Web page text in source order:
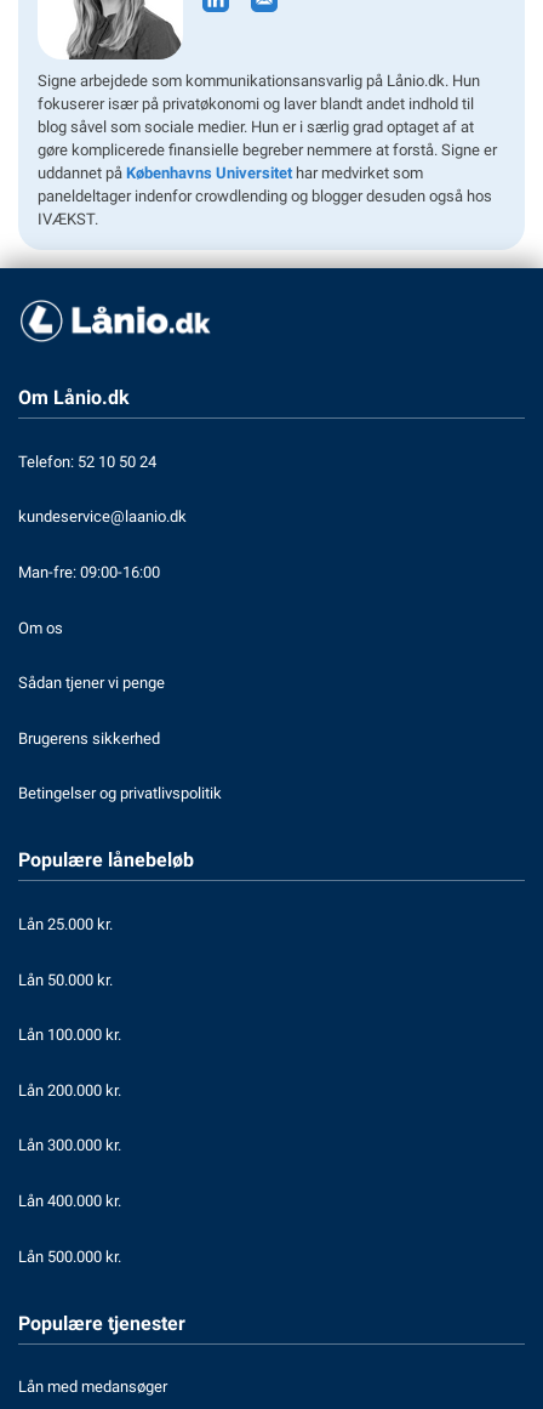
Signe arbejdede som kommunikationsansvarlig på Lånio.dk. Hun
fokuserer især på privatøkonomi og laver blandt andet indhold til
blog såvel som sociale medier. Hun er i særlig grad optaget af at
gøre komplicerede finansielle begreber nemmere at forstå. Signe er
uddannet på Københavns Universitethar medvirket som
paneldeltager indenfor crowdlending og blogger desuden også hos
IVÆKST.
Om Lånio.dk
Telefon: 52 10 50 24
kundeservice@laanio.dk
Man-fre: 09:00-16:00
Om os
Sådan tjener vi penge
Brugerens sikkerhed
Betingelser og privatlivspolitik
Populære lånebeløb
Lån 25.000 kr.
Lån 50.000 kr.
Lån 100.000 kr.
Lån 200.000 kr.
Lån 300.000 kr.
Lån 400.000 kr.
Lån 500.000 kr.
Populære tjenester
Lån med medansøger